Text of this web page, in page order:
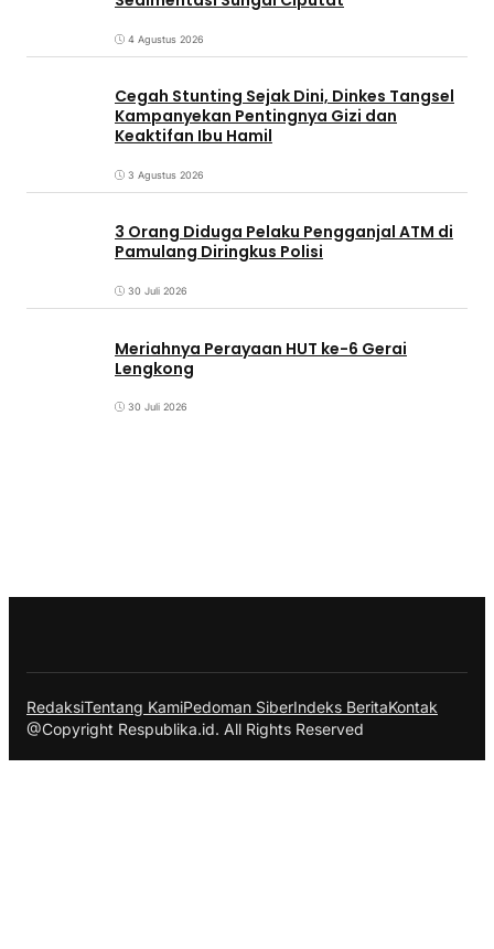
4 Agustus 2026
Cegah Stunting Sejak Dini, Dinkes Tangsel
Kampanyekan Pentingnya Gizi dan
Keaktifan Ibu Hamil
3 Agustus 2026
3 Orang Diduga Pelaku Pengganjal ATM di
Pamulang Diringkus Polisi
30 Juli 2026
Meriahnya Perayaan HUT ke-6 Gerai
Lengkong
30 Juli 2026
RedaksiTentang KamiPedoman SiberIndeks BeritaKontak
@Copyright Respublika.id. All Rights Reserved